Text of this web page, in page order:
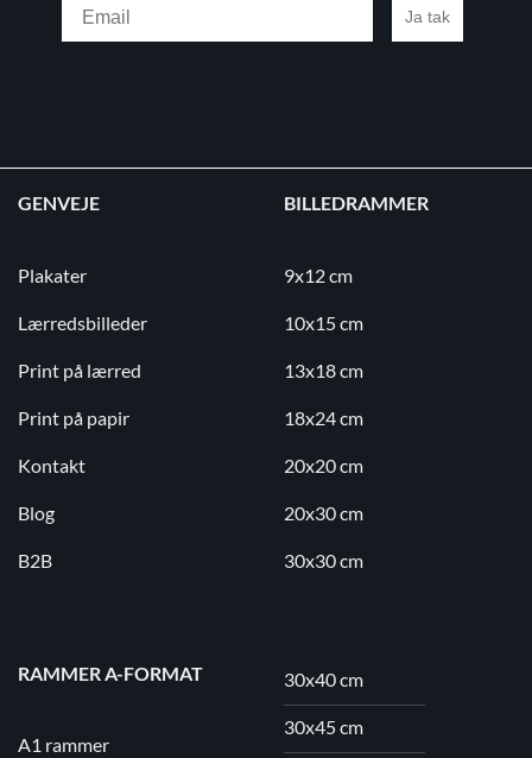
Ja tak
GENVEJE
Plakater
Lærredsbilleder
Print på lærred
Print på papir
Kontakt
Blog
B2B
BILLEDRAMMER
9x12 cm
10x15 cm
13x18 cm
18x24 cm
20x20 cm
20x30 cm
30x30 cm
RAMMER A-FORMAT
A1 rammer
30x40 cm
30x45 cm